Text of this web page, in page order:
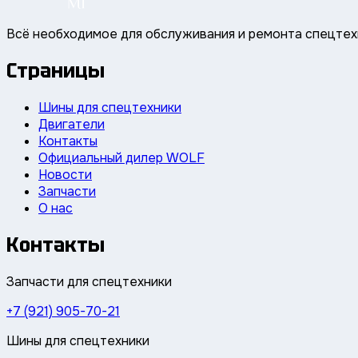
Всё необходимое для обслуживания и ремонта
Страницы
Шины для спецтехники
Двигатели
Контакты
Официальный дилер WOLF
Новости
Запчасти
О нас
Контакты
Запчасти для спецтехники
+7 (921) 905-70-21
Шины для спецтехники